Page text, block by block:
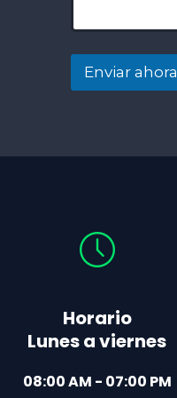
y
Enviar ahora
Horario
Lunes a viernes
08:00 AM - 07:00 PM